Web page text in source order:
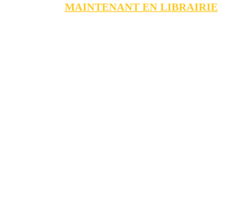
MAINTENANT EN LIBRAIRIE